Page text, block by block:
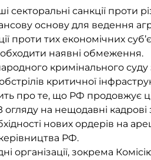
секторальні санкції проти
основу для ведення
проти тих економічних
наявні обмеження.
кримінального
критичної
про те, що РФ продовжує
огляду на нещодавні
нових ордерів на
РФ.
організації, зокрема